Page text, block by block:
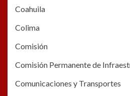
Coahuila
Colima
Comisión
Comisión Permanente de
Comunicaciones y Transportes